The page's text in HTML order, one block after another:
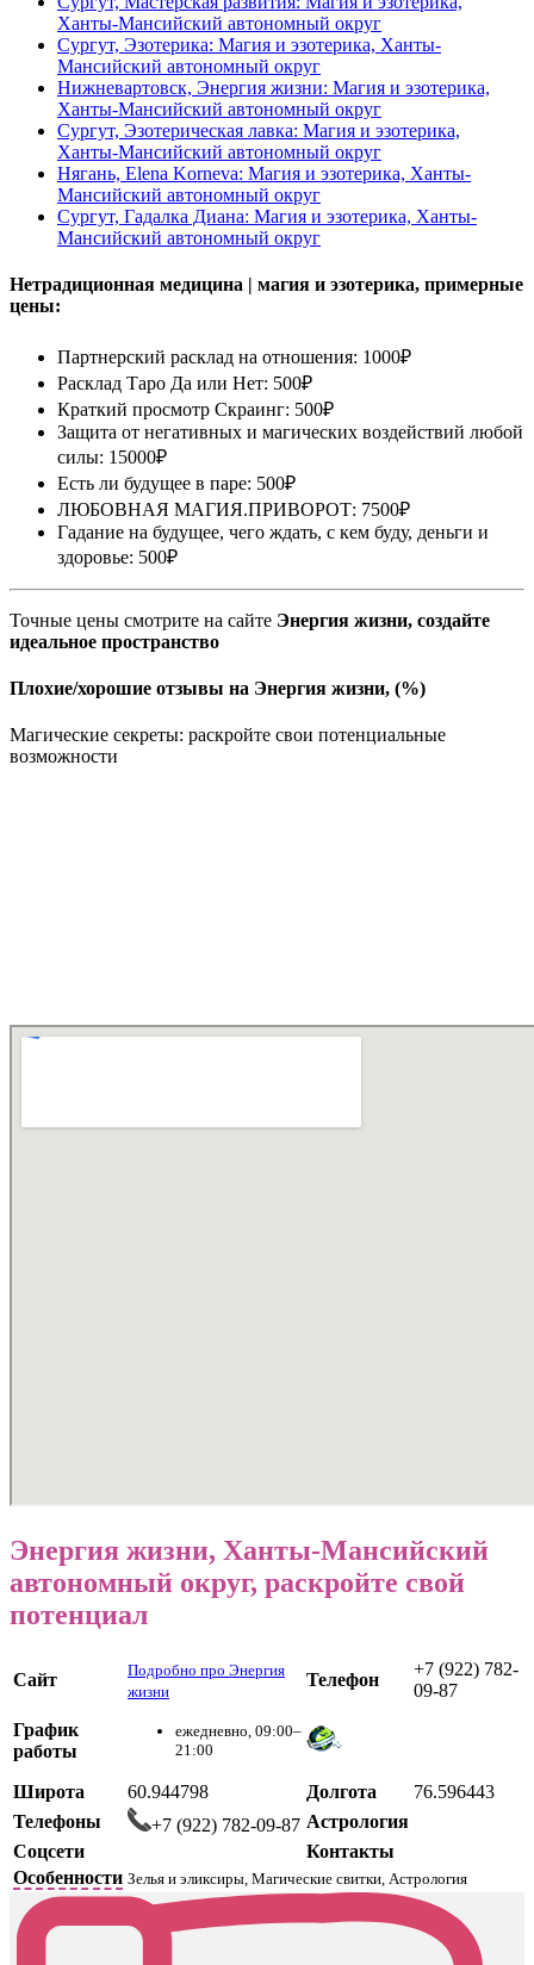
Ханты-Мансийский автономный округ
Сургут, Эзотерика: Магия и эзотерика, Ханты-
Мансийский автономный округ
Нижневартовск, Энергия жизни: Магия и эзотерика,
Ханты-Мансийский автономный округ
Сургут, Эзотерическая лавка: Магия и эзотерика,
Ханты-Мансийский автономный округ
Нягань, Elena Korneva: Магия и эзотерика, Ханты-
Мансийский автономный округ
Сургут, Гадалка Диана: Магия и эзотерика, Ханты-
Мансийский автономный округ
Нетрадиционная медицина | магия и эзотерика, примерные
цены:
Партнерский расклад на отношения: 1000₽
Расклад Таро Да или Нет: 500₽
Краткий просмотр Скраинг: 500₽
Защита от негативных и магических воздействий любой
силы: 15000₽
Есть ли будущее в паре: 500₽
ЛЮБОВНАЯ МАГИЯ.ПРИВОРОТ: 7500₽
Гадание на будущее, чего ждать, с кем буду, деньги и
здоровье: 500₽
Точные цены смотрите на сайте Энергия жизни, создайте
идеальное пространство
Плохие/хорошие отзывы на Энергия жизни, (%)
Магические секреты: раскройте свои потенциальные
возможности
Энергия жизни, Ханты-Мансийский
автономный округ, раскройте свой
потенциал
Сайт
Подробно про Энергия
жизни
Телефон
+7 (922) 782-
09-87
График
работы
ежедневно, 09:00–
21:00
Широта 60.944798 Долгота
76.596443
Телефоны
+7 (922) 782-09-87 Астрология
Соцсети
Контакты
Особенности Зелья и эликсиры, Магические свитки, Астрология